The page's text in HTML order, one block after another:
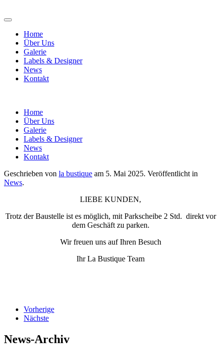
Home
Über Uns
Galerie
Labels & Designer
News
Kontakt
Home
Über Uns
Galerie
Labels & Designer
News
Kontakt
Geschrieben von la bustique am 5. Mai 2025. Veröffentlicht in
News.
LIEBE KUNDEN,
Trotz der Baustelle ist es möglich, mit Parkscheibe 2 Std. direkt vor
dem Geschäft zu parken.
Wir freuen uns auf Ihren Besuch
Ihr La Bustique Team
Vorherige
Nächste
News-Archiv